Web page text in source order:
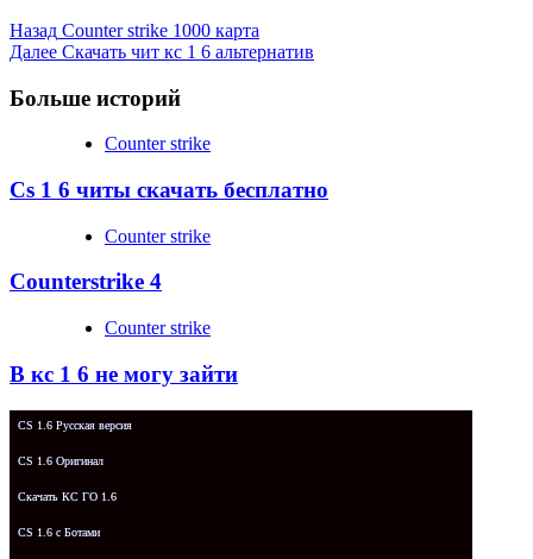
Назад Counter strike 1000 карта
Далее Скачать чит кс 1 6 альтернатив
Больше историй
Counter strike
Cs 1 6 читы скачать бесплатно
Counter strike
Counterstrike 4
Counter strike
В кс 1 6 не могу зайти
CS 1.6 Русская версия
CS 1.6 Оригинал
Скачать КС ГО 1.6
CS 1.6 с Ботами